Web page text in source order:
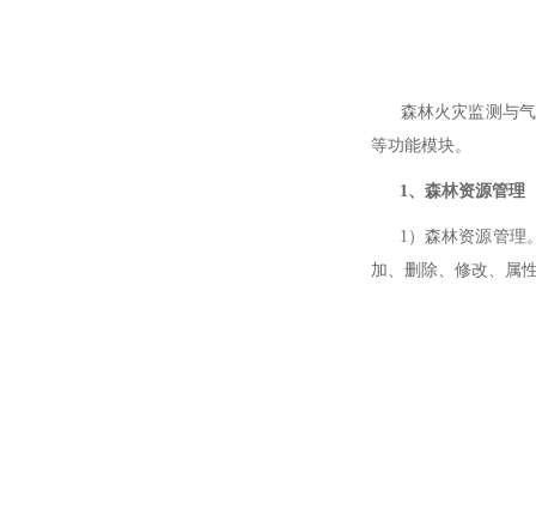
森林火灾监测与气
等功能模块。
1、森林资源管理
1）森林资源管理。
加、删除、修改、属